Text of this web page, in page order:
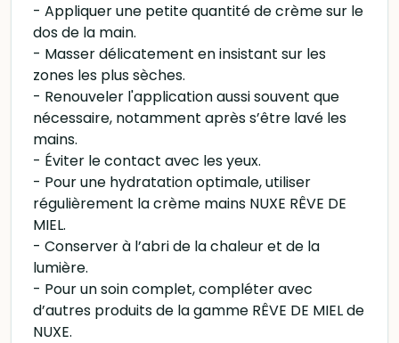
- Appliquer une petite quantité de crème sur le
dos de la main.
- Masser délicatement en insistant sur les
zones les plus sèches.
- Renouveler l'application aussi souvent que
nécessaire, notamment après s’être lavé les
mains.
- Éviter le contact avec les yeux.
- Pour une hydratation optimale, utiliser
régulièrement la crème mains NUXE RÊVE DE
MIEL.
- Conserver à l’abri de la chaleur et de la
lumière.
- Pour un soin complet, compléter avec
d’autres produits de la gamme RÊVE DE MIEL de
NUXE.